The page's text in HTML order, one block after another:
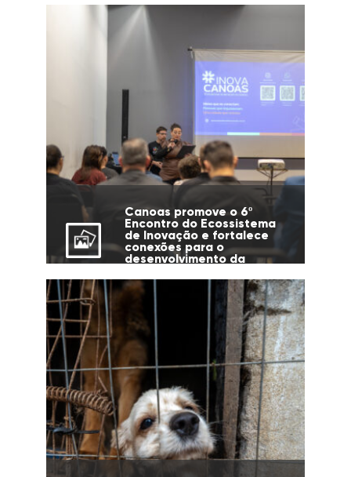
Canoas promove o 6º
Encontro do Ecossistema
de Inovação e fortalece
conexões para o
desenvolvimento da